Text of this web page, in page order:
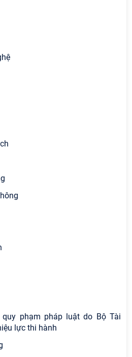
phạm pháp luật do Bộ Tài
lực thi hành